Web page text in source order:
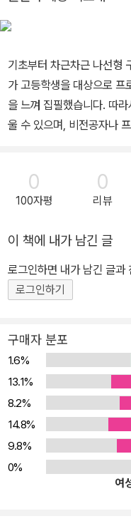
기초부터 차근차근 나선형 구조
가 고등학생을 대상으로 프
을 느껴 집필했습니다. 따
울 수 있으며, 비전공자나
를 배우기 전에 print()가
전에 import하지 않습니다. 혼자 공부하는 독자를 배려하여 내용을
쉽게 이해할 수 있도록 도
또한, 강의 교재로도 사용할
서 형태에서 벗어나 설명
으로 설명하고 있습니다. 이 책의 대상 독자 ● 블록 코딩에서 텍스트
코딩으로 나아가고 싶은 중
하고 싶은 대학생 ● 비전공
인 ● 무작정 따라 하는 주
문자
0
100자평
0
리뷰
이 책에 내가 남긴 글
로그인하면 내가 남긴 글과
로그인하기
구매자 분포
1.6%
13.1%
8.2%
14.8%
9.8%
0%
여